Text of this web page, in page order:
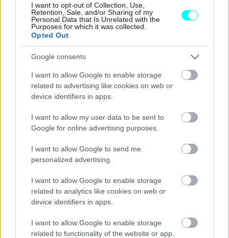
I want to opt-out of Collection, Use,
Retention, Sale, and/or Sharing of my
Personal Data that Is Unrelated with the
Purposes for which it was collected.
Opted Out
Google consents
I want to allow Google to enable storage
related to advertising like cookies on web or
device identifiers in apps.
I want to allow my user data to be sent to
Google for online advertising purposes.
I want to allow Google to send me
personalized advertising.
I want to allow Google to enable storage
related to analytics like cookies on web or
device identifiers in apps.
I want to allow Google to enable storage
related to functionality of the website or app.